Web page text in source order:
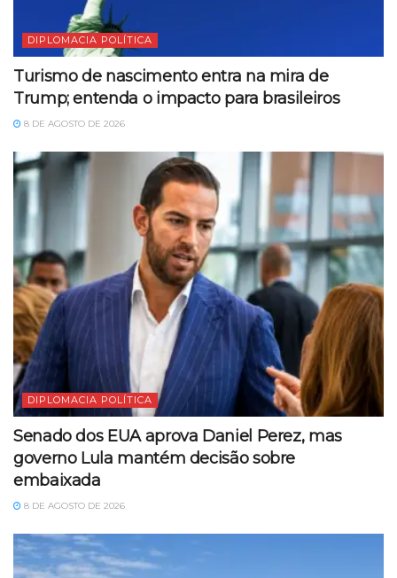
DIPLOMACIA POLÍTICA
Turismo de nascimento entra na mira de
Trump; entenda o impacto para brasileiros
8 DE AGOSTO DE 2026
DIPLOMACIA POLÍTICA
Senado dos EUA aprova Daniel Perez, mas
governo Lula mantém decisão sobre
embaixada
8 DE AGOSTO DE 2026